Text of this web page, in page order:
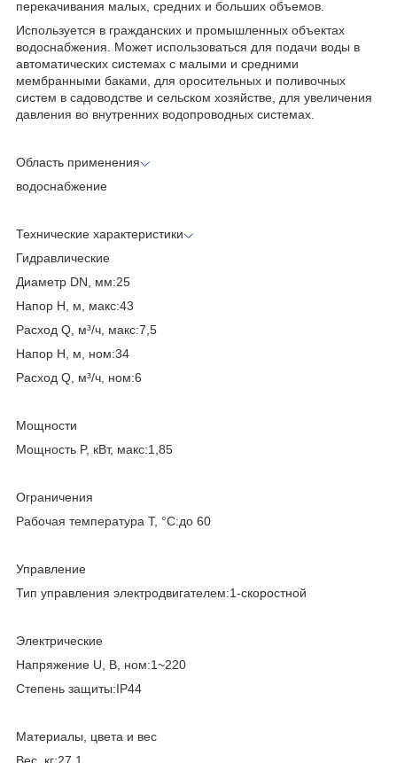
перекачивания малых, средних и больших объемов.
Используется в гражданских и промышленных объектах
водоснабжения. Может использоваться для подачи воды в
автоматических системах с малыми и средними
мембранными баками, для оросительных и поливочных
систем в садоводстве и сельском xозяйстве, для увеличения
давления во внутренних водопроводных системах.
Область применения
водоснабжение
Технические характеристики
Гидравлические
Диаметр DN, мм:25
Напор H, м, макс:43
Расход Q, м³/ч, макс:7,5
Напор H, м, ном:34
Расход Q, м³/ч, ном:6
Мощности
Мощность P, кВт, макс:1,85
Ограничения
Рабочая температура T, °C:до 60
Управление
Тип управления электродвигателем:1-скоростной
Электрические
Напряжение U, В, ном:1~220
Степень защиты:IP44
Материалы, цвета и вес